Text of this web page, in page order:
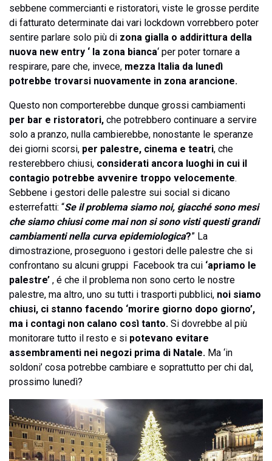
sebbene commercianti e ristoratori, viste le grosse perdite
di fatturato determinate dai vari lockdown vorrebbero poter
sentire parlare solo più di zona gialla o addirittura della
nuova new entry ‘ la zona bianca‘ per poter tornare a
respirare, pare che, invece, mezza Italia da lunedì
potrebbe trovarsi nuovamente in zona arancione.
Questo non comporterebbe dunque grossi cambiamenti
per bar e ristoratori, che potrebbero continuare a servire
solo a pranzo, nulla cambierebbe, nonostante le speranze
dei giorni scorsi, per palestre, cinema e teatri, che
resterebbero chiusi, considerati ancora luoghi in cui il
contagio potrebbe avvenire troppo velocemente.
Sebbene i gestori delle palestre sui social si dicano
esterrefatti: “Se il problema siamo noi, giacché sono mesi
che siamo chiusi come mai non si sono visti questi grandi
cambiamenti nella curva epidemiologica?” La
dimostrazione, proseguono i gestori delle palestre che si
confrontano su alcuni gruppi Facebook tra cui ‘apriamo le
palestre’ , é che il problema non sono certo le nostre
palestre, ma altro, uno su tutti i trasporti pubblici, noi siamo
chiusi, ci stanno facendo ‘morire giorno dopo giorno’,
ma i contagi non calano così tanto. Si dovrebbe al più
monitorare tutto il resto e si potevano evitare
assembramenti nei negozi prima di Natale. Ma ‘in
soldoni’ cosa potrebbe cambiare e soprattutto per chi dal,
prossimo lunedì?